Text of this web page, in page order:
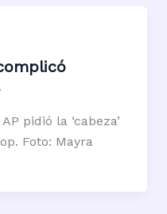
pidió la ‘cabeza’
Foto: Mayra